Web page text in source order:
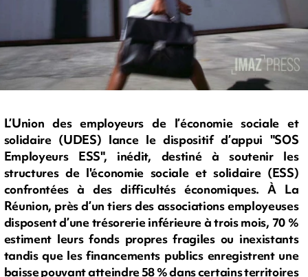
L’Union des employeurs de l’économie sociale et
solidaire (UDES) lance le dispositif d’appui "SOS
Employeurs ESS", inédit, destiné à soutenir les
structures de l'économie sociale et solidaire (ESS)
confrontées à des difficultés économiques. À La
Réunion, près d’un tiers des associations employeuses
disposent d’une trésorerie inférieure à trois mois, 70 %
estiment leurs fonds propres fragiles ou inexistants
tandis que les financements publics enregistrent une
baisse pouvant atteindre 58 % dans certains territoires